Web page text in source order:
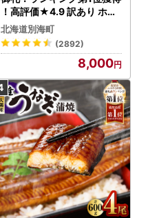
！高評価★4.9 訳あり ホタ
テ 400g（ほたて 帆立 貝柱
冷凍 ）
北海道別海町
(2892)
8,000